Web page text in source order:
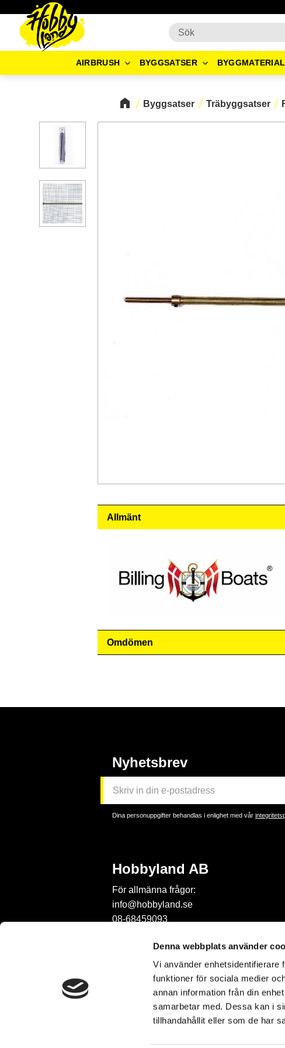
Denna webbplats använder
Vi använder enhetsidentifierare
funktioner för sociala medier
annan information från din
samarbetar med. Dessa kan i
tillhandahållit eller som de har
AIRBRUSH BYGGSATSER BYGGMATERIAL
Byggsatser Träbyggsatser
Allmänt
Omdömen
Nyhetsbrev
Dina personuppgifter behandlas i enlighet med vår
Hobbyland AB
För allmänna frågor:
info@hobbyland.se
08-68459093
order@hobbyland.se
08-68459093
vardagar mellan 9-11